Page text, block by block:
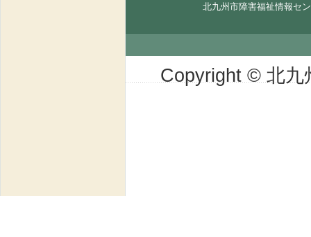
北九州市障害福祉情報セ
Copyright © 北九